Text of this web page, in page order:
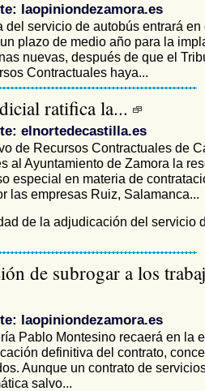
laopiniondezamora.es
del servicio de autobús entrará en
plazo de medio año para la
nuevas, después de que el
Contractuales haya...
ratifica la...
elnortedecastilla.es
de Recursos Contractuales de
al Ayuntamiento de Zamora la
especial en materia de
las empresas Ruiz, Salamanca...
de la adjudicación del servicio
de subrogar a los
laopiniondezamora.es
Pablo Montesino recaerá en la
definitiva del contrato,
Aunque un contrato de
salvo...